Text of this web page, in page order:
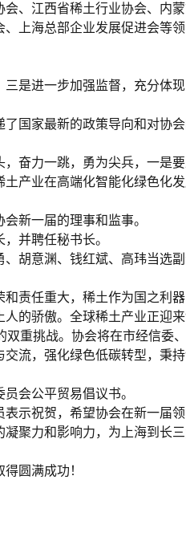
、江西省稀土行业协会、内
上海总部企业发展促进会等
是进一步加强监督，充分体
国家最新的政策导向和对协
奋力一跳，勇为尖兵，一是
产业在高端化智能化绿色化发
新一届的理事和监事。
并聘任秘书长。
胡意渊、钱红斌、高玮当选
责任重大，稀土作为国之利
的骄傲。全球稀土产业正迎
重挑战。协会将在市经信委
流，强化绿色低碳转型，秉
会公平贸易倡议书。
示祝贺，希望协会在新一届
聚力和影响力，为上海到长
圆满成功！